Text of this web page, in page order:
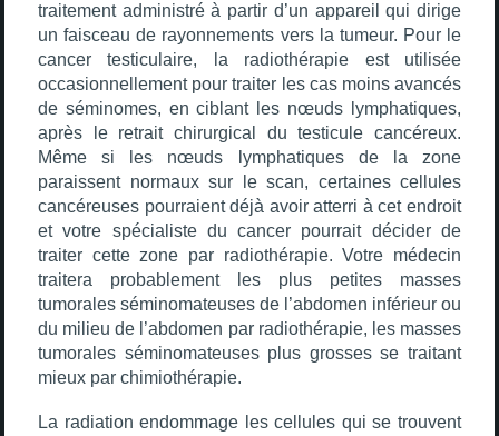
traitement administré à partir d’un appareil qui dirige
un faisceau de rayonnements vers la tumeur. Pour le
cancer testiculaire, la radiothérapie est utilisée
occasionnellement pour traiter les cas moins avancés
de séminomes, en ciblant les nœuds lymphatiques,
après le retrait chirurgical du testicule cancéreux.
Même si les nœuds lymphatiques de la zone
paraissent normaux sur le scan, certaines cellules
cancéreuses pourraient déjà avoir atterri à cet endroit
et votre spécialiste du cancer pourrait décider de
traiter cette zone par radiothérapie. Votre médecin
traitera probablement les plus petites masses
tumorales séminomateuses de l’abdomen inférieur ou
du milieu de l’abdomen par radiothérapie, les masses
tumorales séminomateuses plus grosses se traitant
mieux par chimiothérapie.
La radiation endommage les cellules qui se trouvent